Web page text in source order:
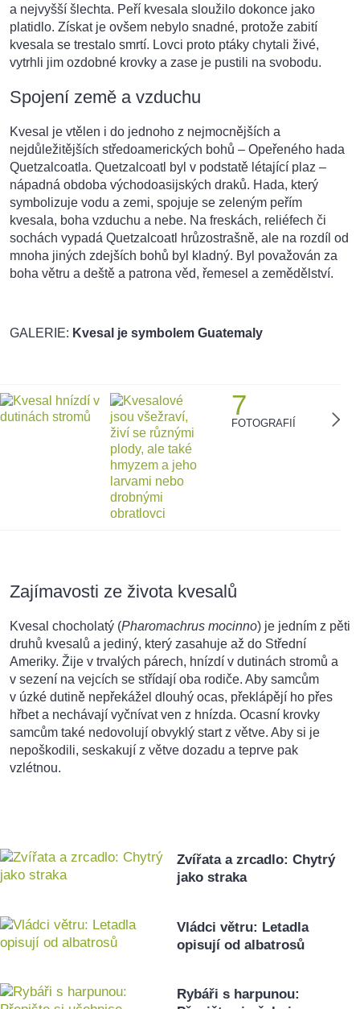
a nejvyšší šlechta. Peří kvesala sloužilo dokonce jako
platidlo. Získat je ovšem nebylo snadné, protože zabití
kvesala se trestalo smrtí. Lovci proto ptáky chytali živé,
vytrhli jim ozdobné krovky a zase je pustili na svobodu.
Spojení země a vzduchu
Kvesal je vtělen i do jednoho z nejmocnějších a
nejdůležitějších středoamerických bohů – Opeřeného hada
Quetzalcoatla. Quetzalcoatl byl v podstatě létající plaz –
nápadná obdoba východoasijských draků. Hada, který
symbolizuje vodu a zemi, spojuje se zeleným peřím
kvesala, boha vzduchu a nebe. Na freskách, reliéfech či
sochách vypadá Quetzalcoatl hrůzostrašně, ale na rozdíl od
mnoha jiných zdejších bohů byl kladný. Byl považován za
boha větru a deště a patrona věd, řemesel a zemědělství.
GALERIE: Kvesal je symbolem Guatemaly
7
FOTOGRAFIÍ
Zajímavosti ze života kvesalů
Kvesal chocholatý (Pharomachrus mocinno) je jedním z pěti
druhů kvesalů a jediný, který zasahuje až do Střední
Ameriky. Žije v trvalých párech, hnízdí v dutinách stromů a
v sezení na vejcích se střídají oba rodiče. Aby samcům
v úzké dutině nepřekážel dlouhý ocas, překlápějí ho přes
hřbet a nechávají vyčnívat ven z hnízda. Ocasní krovky
samcům také nedovolují obvyklý start z větve. Aby si je
nepoškodili, seskakují z větve dozadu a teprve pak
vzlétnou.
Zvířata a zrcadlo: Chytrý
jako straka
Vládci větru: Letadla
opisují od albatrosů
Rybáři s harpunou: